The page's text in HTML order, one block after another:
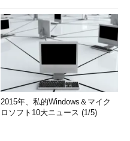
2015年、私的Windows＆マイク
ロソフト10大ニュース (1/5)